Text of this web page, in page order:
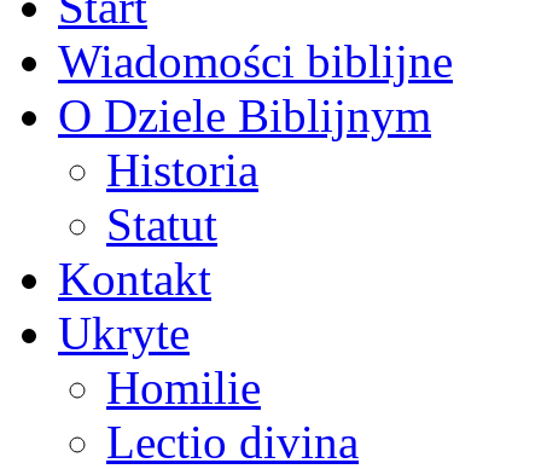
Wiadomości biblijne
O Dziele Biblijnym
Historia
Statut
Kontakt
Ukryte
Homilie
Lectio divina